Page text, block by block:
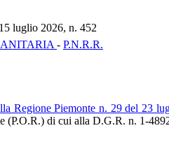
luglio 2026, n. 452
- P.N.R.R.
Regione Piemonte n. 29 del 23
(P.O.R.) di cui alla D.G.R. n. 1-